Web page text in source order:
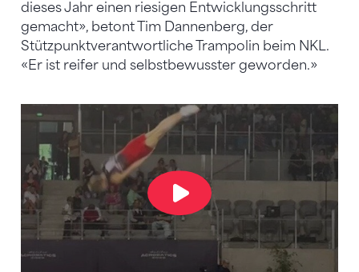
dieses Jahr einen riesigen Entwicklungsschritt
gemacht», betont Tim Dannenberg, der
Stützpunktverantwortliche Trampolin beim NKL.
«Er ist reifer und selbstbewusster geworden.»